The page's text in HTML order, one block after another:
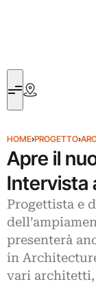
HOME›PROGETTO›
Apre il
Intervista
Progettista e
presenterà
in
vari